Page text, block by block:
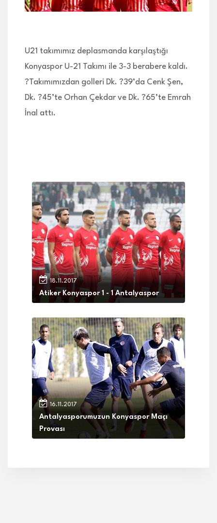
U21 takımımız deplasmanda karşılaştığı
Konyaspor U-21 Takımı ile 3-3 berabere kaldı.
?Takımımızdan golleri Dk. ?39’da Cenk Şen,
Dk. ?45’te Orhan Çekdar ve Dk. ?65’te Emrah
İnal attı.
18.11.2017
Atiker Konyaspor 1 - 1 Antalyaspor
16.11.2017
Antalyasporumuzun Konyaspor Maçı
Provası